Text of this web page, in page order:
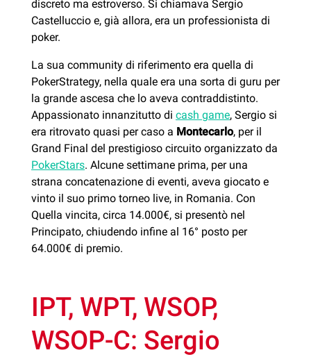
discreto ma estroverso. Si chiamava Sergio
Castelluccio e, già allora, era un professionista di
poker.
La sua community di riferimento era quella di
PokerStrategy, nella quale era una sorta di guru per
la grande ascesa che lo aveva contraddistinto.
Appassionato innanzitutto di cash game, Sergio si
era ritrovato quasi per caso a Montecarlo, per il
Grand Final del prestigioso circuito organizzato da
PokerStars. Alcune settimane prima, per una
strana concatenazione di eventi, aveva giocato e
vinto il suo primo torneo live, in Romania. Con
Quella vincita, circa 14.000€, si presentò nel
Principato, chiudendo infine al 16° posto per
64.000€ di premio.
IPT, WPT, WSOP,
WSOP-C: Sergio